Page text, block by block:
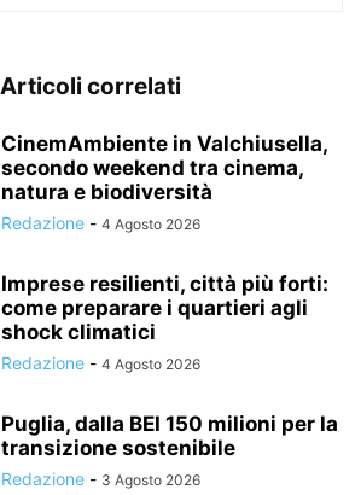
Articoli correlati
CinemAmbiente in Valchiusella,
secondo weekend tra cinema,
natura e biodiversità
Redazione - 4 Agosto 2026
Imprese resilienti, città più forti:
come preparare i quartieri agli
shock climatici
Redazione - 4 Agosto 2026
Puglia, dalla BEI 150 milioni per la
transizione sostenibile
Redazione - 3 Agosto 2026